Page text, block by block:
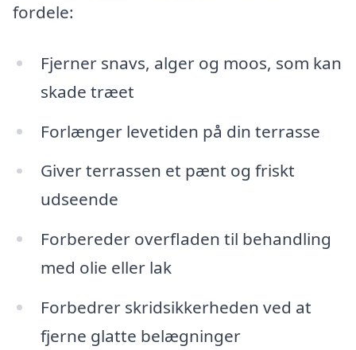
fordele:
Fjerner snavs, alger og moos, som kan
skade træet
Forlænger levetiden på din terrasse
Giver terrassen et pænt og friskt
udseende
Forbereder overfladen til behandling
med olie eller lak
Forbedrer skridsikkerheden ved at
fjerne glatte belægninger